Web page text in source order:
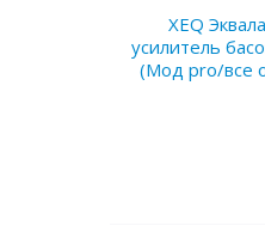
XEQ
усилитель
(Мод pro/все